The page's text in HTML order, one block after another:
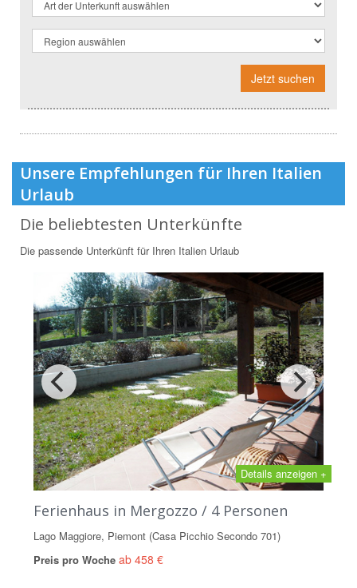
Jetzt suchen
Unsere Empfehlungen für Ihren Italien
Urlaub
Die beliebtesten Unterkünfte
Die passende Unterkünft für Ihren Italien Urlaub
Details anzeigen +
Ferienhaus in Mergozzo / 4 Personen
Lago Maggiore, Piemont (Casa Picchio Secondo 701)
Preis pro Woche ab 458 €